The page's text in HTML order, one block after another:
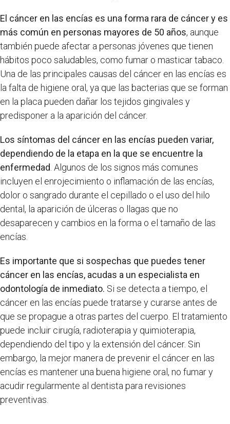
El cáncer en las encías es una forma rara de cáncer y es
más común en personas mayores de 50 años, aunque
también puede afectar a personas jóvenes que tienen
hábitos poco saludables, como fumar o masticar tabaco.
Una de las principales causas del cáncer en las encías es
la falta de higiene oral, ya que las bacterias que se forman
en la placa pueden dañar los tejidos gingivales y
predisponer a la aparición del cáncer.
Los síntomas del cáncer en las encías pueden variar,
dependiendo de la etapa en la que se encuentre la
enfermedad . Algunos de los signos más comunes
incluyen el enrojecimiento o inflamación de las encías,
dolor o sangrado durante el cepillado o el uso del hilo
dental, la aparición de úlceras o llagas que no
desaparecen y cambios en la forma o el tamaño de las
encías.
Es importante que si sospechas que puedes tener
cáncer en las encías, acudas a un especialista en
odontología de inmediato. Si se detecta a tiempo, el
cáncer en las encías puede tratarse y curarse antes de
que se propague a otras partes del cuerpo. El tratamiento
puede incluir cirugía, radioterapia y quimioterapia,
dependiendo del tipo y la extensión del cáncer. Sin
embargo, la mejor manera de prevenir el cáncer en las
encías es mantener una buena higiene oral, no fumar y
acudir regularmente al dentista para revisiones
preventivas.